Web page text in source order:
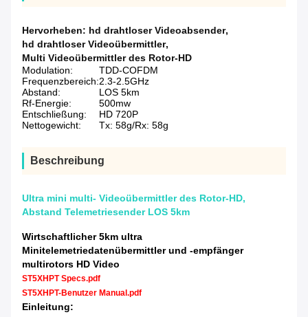
Hervorheben: hd drahtloser Videoabsender,
hd drahtloser Videoübermittler,
Multi Videoübermittler des Rotor-HD
Modulation:
TDD-COFDM
Frequenzbereich:2.3-2.5GHz
Abstand:
LOS 5km
Rf-Energie:
500mw
Entschließung:
HD 720P
Nettogewicht:
Tx: 58g/Rx: 58g
Beschreibung
Ultra mini multi- Videoübermittler des Rotor-HD,
Abstand Telemetriesender LOS 5km
Wirtschaftlicher 5km ultra
Minitelemetriedatenübermittler und -empfänger
multirotors HD Video
ST5XHPT Specs.pdf
ST5XHPT-Benutzer Manual.pdf
Einleitung: